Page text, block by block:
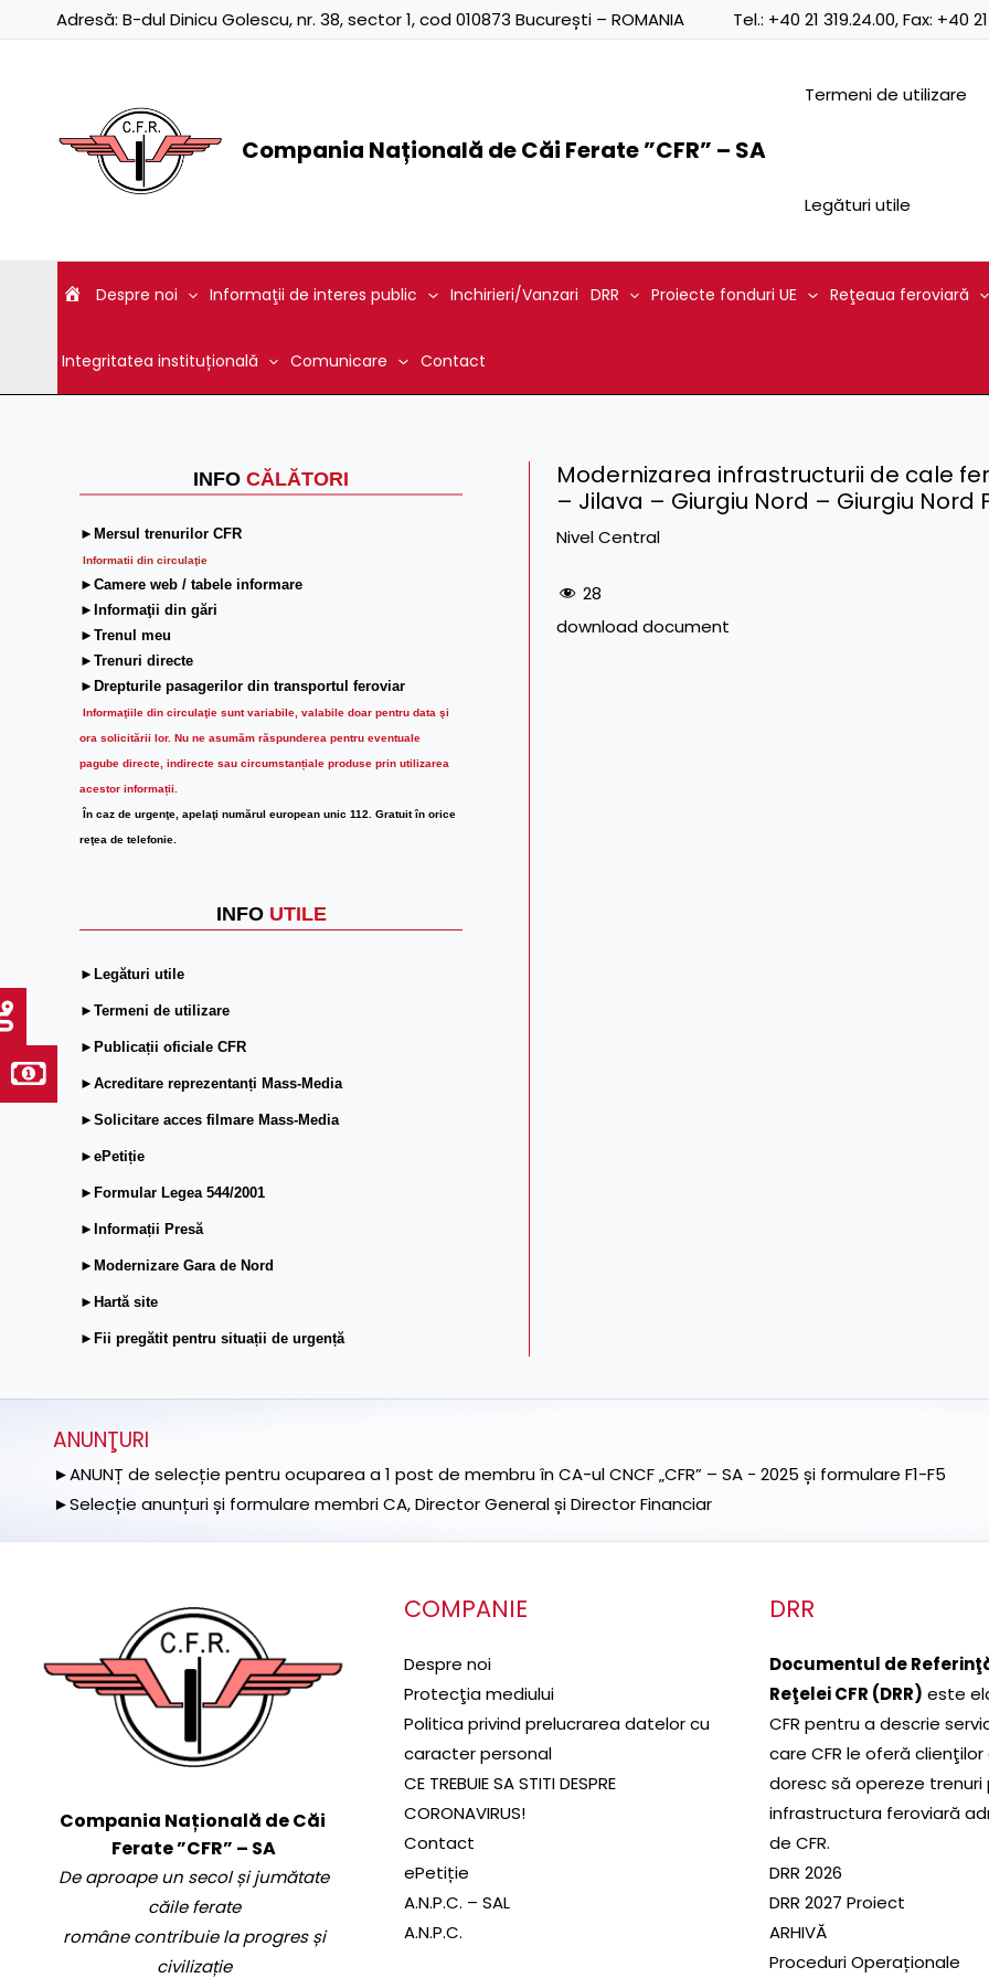
Adresă: B-dul Dinicu Golescu, nr. 38, sector 1, cod 010873 București – ROMANIA Tel.: +40 21 319.24.00, Fax: +40
Compania Națională de Căi Ferate ”CFR” – SA
Termeni de utilizare
Legături utile
Despre noi Informaţii de interes public Inchirieri/Vanzari DRR Proiecte fonduri UE Reţeaua feroviară
Integritatea instituțională Comunicare Contact
INFO CĂLĂTORI
►Mersul trenurilor CFR
Informatii din circulaţie
►Camere web / tabele informare
►Informaţii din gări
►Trenul meu
►Trenuri directe
►Drepturile pasagerilor din transportul feroviar
Informaţiile din circulaţie sunt variabile, valabile doar pentru data şi
ora solicitării lor. Nu ne asumăm răspunderea pentru eventuale
pagube directe, indirecte sau circumstanțiale produse prin utilizarea
acestor informații.
În caz de urgenţe, apelaţi numărul european unic 112. Gratuit în orice
reţea de telefonie.
INFO UTILE
►Legături utile
►Termeni de utilizare
►Publicații oficiale CFR
►Acreditare reprezentanți Mass-Media
►Solicitare acces filmare Mass-Media
►ePetiție
►Formular Legea 544/2001
►Informații Presă
►Modernizare Gara de Nord
►Hartă site
►Fii pregătit pentru situații de urgență
Modernizarea infrastructurii de cale
– Jilava – Giurgiu Nord – Giurgiu Nord
Nivel Central
28
download document
ANUNŢURI
►ANUNȚ de selecție pentru ocuparea a 1 post de membru în CA-ul CNCF „CFR” – SA - 2025 și formulare F1-F5
►Selecție anunțuri și formulare membri CA, Director General și Director Financiar
Compania Națională de Căi
Ferate ”CFR” – SA
De aproape un secol și jumătate
căile ferate
române contribuie la progres și
civilizație
COMPANIE
Despre noi
Protecţia mediului
Politica privind prelucrarea datelor cu
caracter personal
CE TREBUIE SA STITI DESPRE
CORONAVIRUS!
Contact
ePetiție
A.N.P.C. – SAL
A.N.P.C.
DRR
Documentul de
Reţelei CFR (DRR) este
CFR pentru a descrie
care CFR le oferă clienţilor
doresc să opereze trenuri
infrastructura feroviară
de CFR.
DRR 2026
DRR 2027 Proiect
ARHIVĂ
Proceduri Operaționale